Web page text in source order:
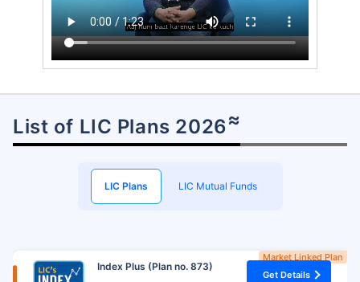
List of LIC Plans 2026≈
LIC Plans LIC Mutual Funds
Market Linked Plan
Index Plus (Plan no. 873)
Get Details